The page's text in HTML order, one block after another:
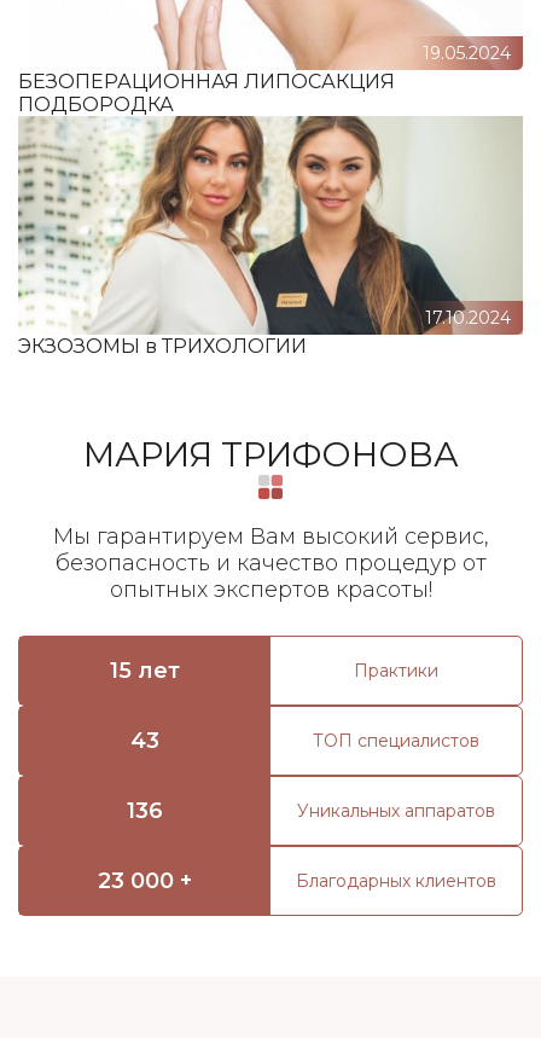
19.05.2024
БЕЗОПЕРАЦИОННАЯ ЛИПОСАКЦИЯ
ПОДБОРОДКА
17.10.2024
ЭКЗОЗОМЫ в ТРИХОЛОГИИ
МАРИЯ ТРИФОНОВА
Мы гарантируем Вам высокий сервис,
безопасность и качество процедур от
опытных экспертов красоты!
15 лет Практики
43 ТОП специалистов
136 Уникальных аппаратов
23 000 + Благодарных клиентов